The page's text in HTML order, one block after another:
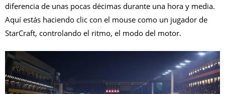
diferencia de unas pocas décimas durante una hora y media.
Aquí estás haciendo clic con el mouse como un jugador de
StarCraft, controlando el ritmo, el modo del motor.